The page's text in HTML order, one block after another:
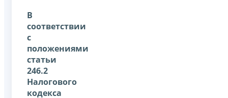
В
соответствии
с
положениями
статьи
246.2
Налогового
кодекса